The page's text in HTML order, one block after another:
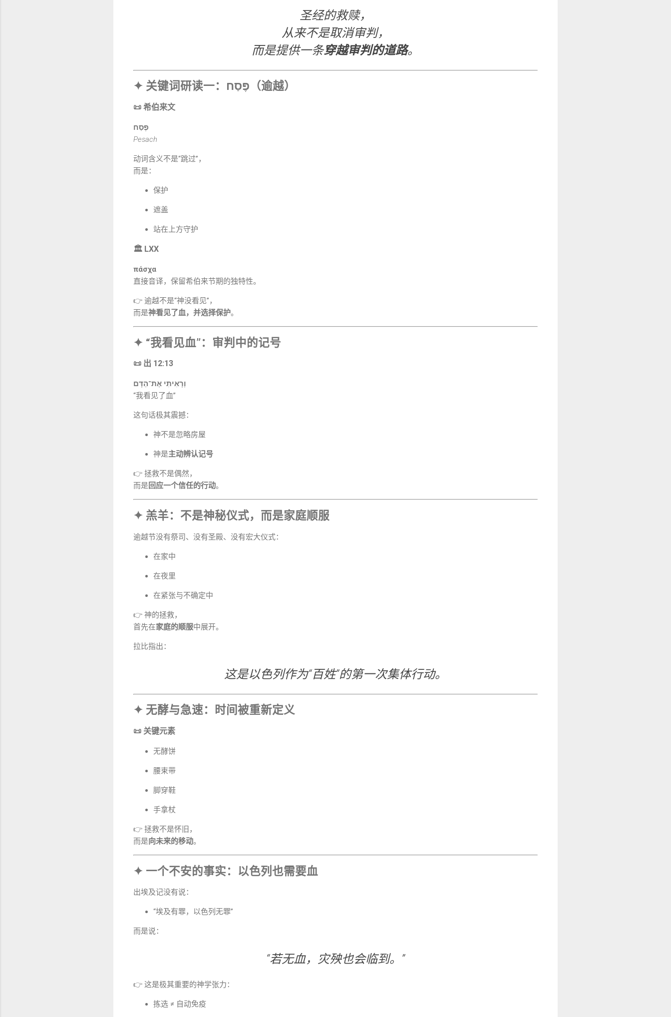
圣经的救赎，
从来不是取消审判，
而是提供一条穿越审判的道路。
✦ 关键词研读一：פֶּסַח（逾越）
📜 希伯来文
פֶּסַח
Pesach
动词含义不是“跳过”，
而是：
保护
遮盖
站在上方守护
🏛 LXX
πάσχα
直接音译，保留希伯来节期的独特性。
👉 逾越不是“神没看见”，
而是神看见了血，并选择保护。
✦ “我看见血”：审判中的记号
📜 出 12:13
וְרָאִיתִי אֶת־הַדָּם
“我看见了血”
这句话极其震撼：
神不是忽略房屋
神是主动辨认记号
👉 拯救不是偶然，
而是 回应一个信任的行动。
✦ 羔羊：不是神秘仪式，而是家庭顺服
逾越节没有祭司、没有圣殿、没有宏大仪式：
在家中
在夜里
在紧张与不确定中
👉 神的拯救，
首先在家庭的顺服中展开。
拉比指出：
这是以色列作为“百姓”的第一次集体行动。
✦ 无酵与急速：时间被重新定义
📜 关键元素
无酵饼
腰束带
脚穿鞋
手拿杖
👉 拯救不是怀旧，
而是向未来的移动。
✦ 一个不安的事实：以色列也需要血
出埃及记没有说：
“埃及有罪，以色列无罪”
而是说：
“若无血，灾殃也会临到。”
👉 这是极其重要的神学张力：
拣选 ≠ 自动免疫